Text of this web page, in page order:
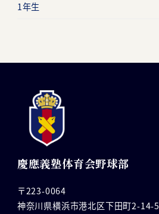
1年生
慶應義塾体育会野球部
〒223-0064
神奈川県横浜市港北区下田町2-14-5